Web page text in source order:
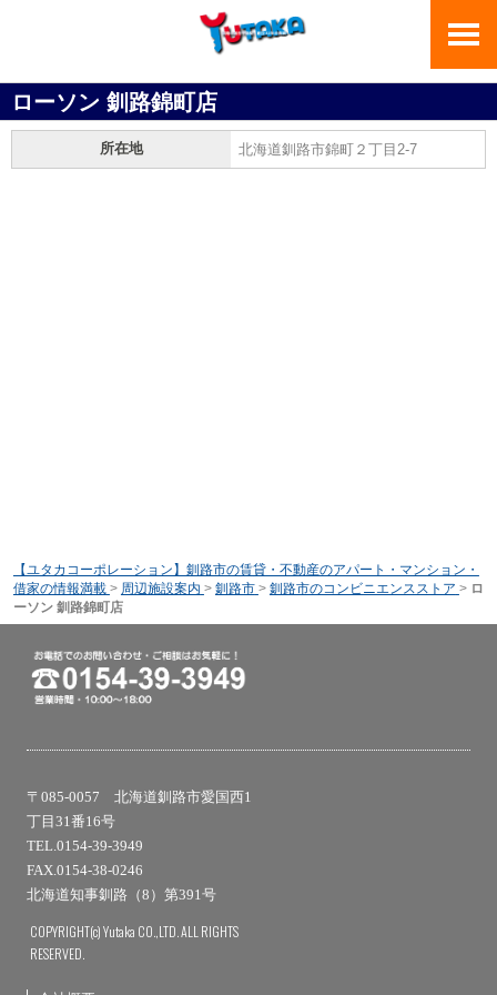
ローソン 釧路錦町店
所在地 北海道釧路市錦町２丁目2-7
【ユタカコーポレーション】釧路市の賃貸・不動産のアパート・マンション・
借家の情報満載 > 周辺施設案内 > 釧路市 > 釧路市のコンビニエンスストア > ロ
ーソン 釧路錦町店
〒085-0057 北海道釧路市愛国西1
丁目31番16号
TEL.0154-39-3949
FAX.0154-38-0246
北海道知事釧路（8）第391号
COPYRIGHT(c) Yutaka CO.,LTD. ALL RIGHTS
RESERVED.